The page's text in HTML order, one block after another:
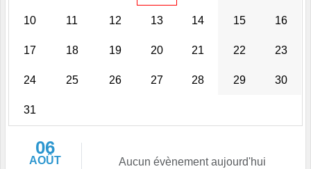
10 11 12 13 14 15 16
17 18 19 20 21 22 23
24 25 26 27 28 29 30
31
06
AOÛT Aucun évènement aujourd'hui